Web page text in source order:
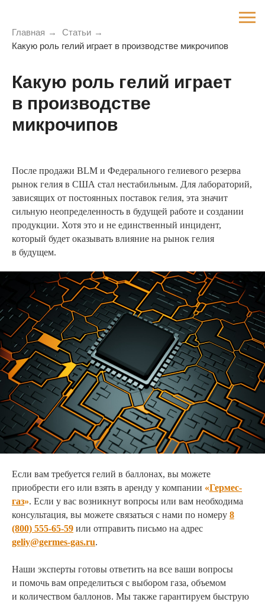
Главная → Статьи →
Какую роль гелий играет в производстве микрочипов
Какую роль гелий играет
в производстве
микрочипов
После продажи BLM и Федерального гелиевого резерва
рынок гелия в США стал нестабильным. Для лабораторий,
зависящих от постоянных поставок гелия, эта значит
сильную неопределенность в будущей работе и создании
продукции. Хотя это и не единственный инцидент,
который будет оказывать влияние на рынок гелия
в будущем.
Если вам требуется гелий в баллонах, вы можете
приобрести его или взять в аренду у компании «Гермес-
газ». Если у вас возникнут вопросы или вам необходима
консультация, вы можете связаться с нами по номеру 8
(800) 555-65-59 или отправить письмо на адрес
geliy@germes-gas.ru.
Наши эксперты готовы ответить на все ваши вопросы
и помочь вам определиться с выбором газа, объемом
и количеством баллонов. Мы также гарантируем быструю